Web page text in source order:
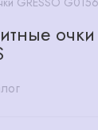
очки